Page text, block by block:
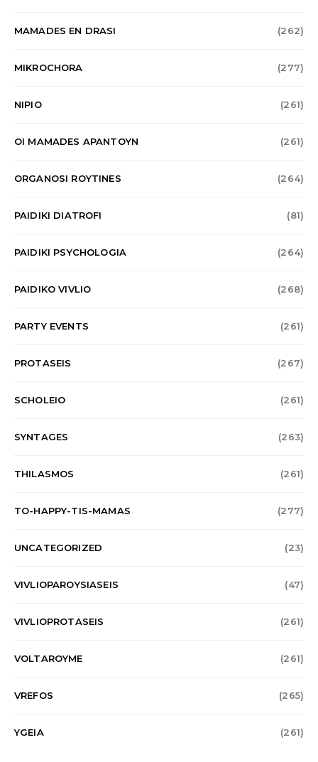
MAMADES EN DRASI (262)
MIKROCHORA (277)
NIPIO (261)
OI MAMADES APANTOYN (261)
ORGANOSI ROYTINES (264)
PAIDIKI DIATROFI (81)
PAIDIKI PSYCHOLOGIA (264)
PAIDIKO VIVLIO (268)
PARTY EVENTS (261)
PROTASEIS (267)
SCHOLEIO (261)
SYNTAGES (263)
THILASMOS (261)
TO-HAPPY-TIS-MAMAS (277)
UNCATEGORIZED (23)
VIVLIOPAROYSIASEIS (47)
VIVLIOPROTASEIS (261)
VOLTAROYME (261)
VREFOS (265)
YGEIA (261)